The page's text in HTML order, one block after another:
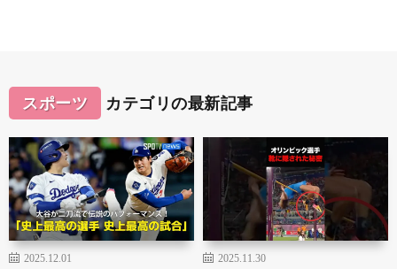
スポーツ カテゴリの最新記事
2025.12.01 2025.11.30